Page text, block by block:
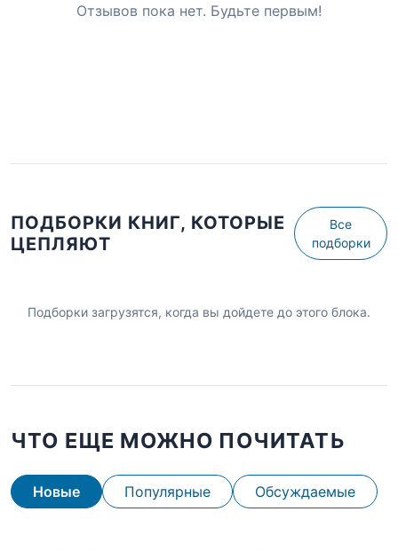
Отзывов пока нет. Будьте первым!
ПОДБОРКИ КНИГ, КОТОРЫЕ
ЦЕПЛЯЮТ
Все
подборки
Подборки загрузятся, когда вы дойдете до этого блока.
ЧТО ЕЩЕ МОЖНО ПОЧИТАТЬ
Новые Популярные Обсуждаемые